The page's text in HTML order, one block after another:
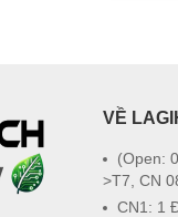
VỀ
(Open:
>T7, CN
CN1: 1